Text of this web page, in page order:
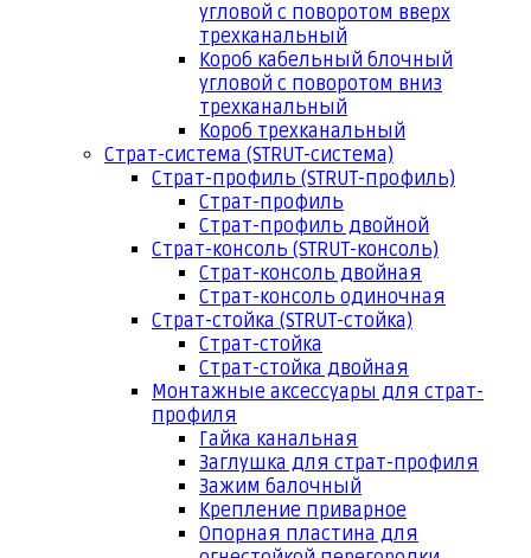
угловой с поворотом вверх
трехканальный
Короб кабельный блочный
угловой с поворотом вниз
трехканальный
Короб трехканальный
Страт-система (STRUT-система)
Страт-профиль (STRUT-профиль)
Страт-профиль
Страт-профиль двойной
Страт-консоль (STRUT-консоль)
Страт-консоль двойная
Страт-консоль одиночная
Страт-стойка (STRUT-стойка)
Страт-стойка
Страт-стойка двойная
Монтажные аксессуары для страт-
профиля
Гайка канальная
Заглушка для страт-профиля
Зажим балочный
Крепление приварное
Опорная пластина для